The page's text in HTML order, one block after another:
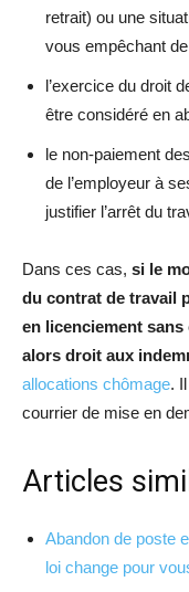
retrait) ou une
vous empêchant
l’exercice du droit
être considéré en
le non-paiement
de l’employeur à
justifier l’arrêt du
Dans ces cas, si le
du contrat de travail
en licenciement
alors droit aux
allocations chômage.
courrier de mise en
Articles
Abandon de poste
loi change pour